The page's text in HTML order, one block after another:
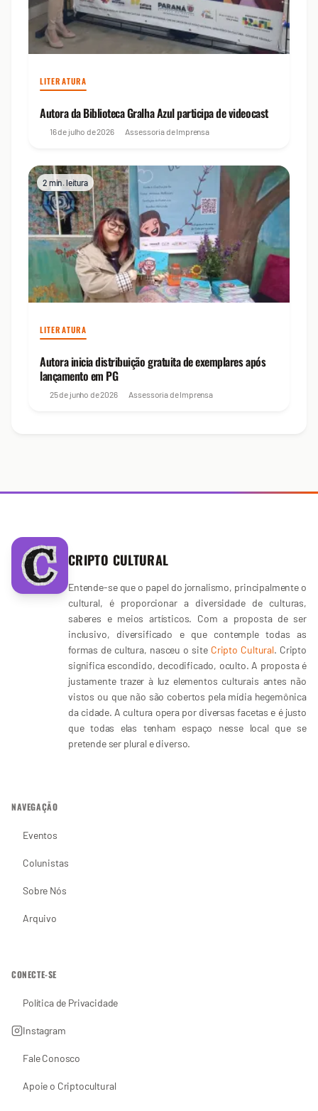
LITERATURA
Autora da Biblioteca Gralha Azul participa de videocast
16 de julho de 2026 Assessoria de Imprensa
2 min. leitura
LITERATURA
Autora inicia distribuição gratuita de exemplares após
lançamento em PG
25 de junho de 2026 Assessoria de Imprensa
CRIPTO CULTURAL
Entende-se que o papel do jornalismo, principalmente o
cultural, é proporcionar a diversidade de culturas,
saberes e meios artísticos. Com a proposta de ser
inclusivo, diversificado e que contemple todas as
formas de cultura, nasceu o site Cripto Cultural. Cripto
significa escondido, decodificado, oculto. A proposta é
justamente trazer à luz elementos culturais antes não
vistos ou que não são cobertos pela mídia hegemônica
da cidade. A cultura opera por diversas facetas e é justo
que todas elas tenham espaço nesse local que se
pretende ser plural e diverso.
NAVEGAÇÃO
Eventos
Colunistas
Sobre Nós
Arquivo
CONECTE-SE
Política de Privacidade
Instagram
Fale Conosco
Apoie o Criptocultural